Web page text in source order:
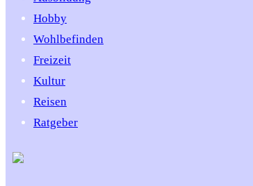
Hobby
Wohlbefinden
Freizeit
Kultur
Reisen
Ratgeber